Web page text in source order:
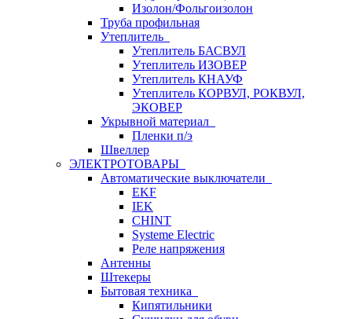
Изолон/Фольгоизолон
Труба профильная
Утеплитель
Утеплитель БАСВУЛ
Утеплитель ИЗОВЕР
Утеплитель КНАУФ
Утеплитель КОРВУЛ, РОКВУЛ,
ЭКОВЕР
Укрывной материал
Пленки п/э
Швеллер
ЭЛЕКТРОТОВАРЫ
Автоматические выключатели
EKF
IEK
CHINT
Systeme Electric
Реле напряжения
Антенны
Штекеры
Бытовая техника
Кипятильники